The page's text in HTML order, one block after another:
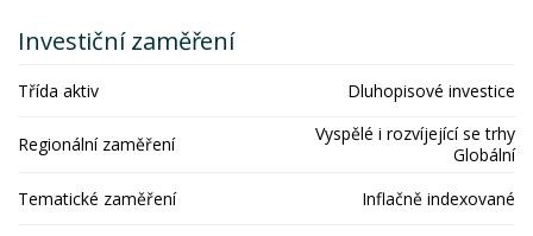
Investiční zaměření
Třída aktiv Dluhopisové investice
Regionální zaměření
Vyspělé i rozvíjející se trhy
Globální
Tematické zaměření
Inflačně indexované